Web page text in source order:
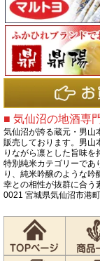
■ 気仙沼の地酒専
気仙沼が誇る蔵元・男山
販売しております。男山
りながら凛とした旨味
特別純米カテゴリーであ
り、純米吟醸のような
幸との相性が抜群に合
0021 宮城県気仙沼市